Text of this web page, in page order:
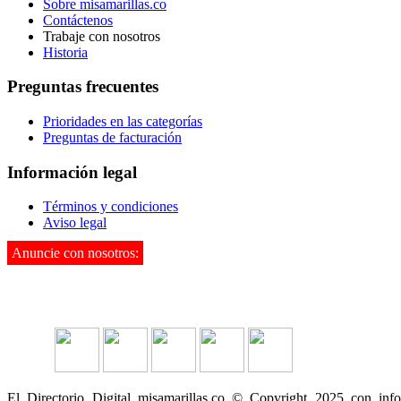
Sobre misamarillas.co
Contáctenos
Trabaje con nosotros
Historia
Preguntas frecuentes
Prioridades en las categorías
Preguntas de facturación
Información legal
Términos y condiciones
Aviso legal
Anuncie con nosotros: